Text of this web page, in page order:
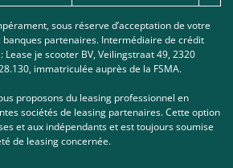
sous réserve d’acceptation de votre
banques partenaires. Intermédiaire de crédit
je scooter BV, Veilingstraat 49, 2320
immatriculée auprès de la FSMA.
proposons du leasing professionnel en
sociétés de leasing partenaires. Cette option
et aux indépendants et est toujours soumise
de leasing concernée.